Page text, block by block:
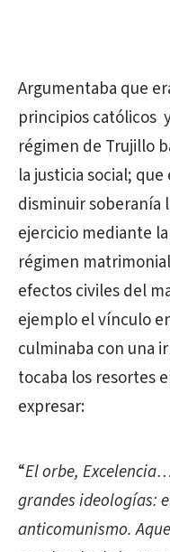
Argumentaba que
principios católicos
régimen de Trujillo
la justicia social;
disminuir soberanía
ejercicio mediante
régimen
efectos civiles del
ejemplo el vínculo
culminaba con una
tocaba los resortes
expresar:
“El orbe,
grandes ideologías:
anticomunismo.